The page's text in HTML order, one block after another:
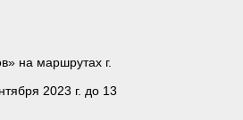
на маршрутах г.
2023 г. до 13